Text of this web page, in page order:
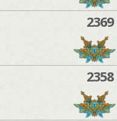
2369
2358